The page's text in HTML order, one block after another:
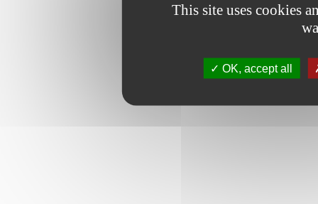
This site uses cookies
OK, accept all